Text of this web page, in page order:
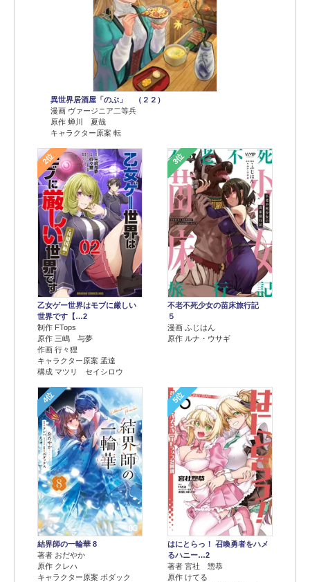
異世界居酒屋「のぶ」 （２２）
漫画 ヴァージニア二等兵
原作 蝉川 夏哉
キャラクター原案 転
2位
乙女ゲー世界はモブに厳しい
世界です【…2
制作 FTops
原作 三嶋 与夢
作画 行々狸
キャラクター原案 孟達
構成 マツリ セイシロウ
3位
不老不死少女の苗床旅行記
５
漫画 ふじはん
原作 ルナ・ウサギ
4位
結界師の一輪華 8
著者 おだやか
原作 クレハ
キャラクター原案 ボダック
5位
はにとらっ！ 召喚勇者をハメ
るハニー…2
著者 宮社 惣恭
原作 けてる